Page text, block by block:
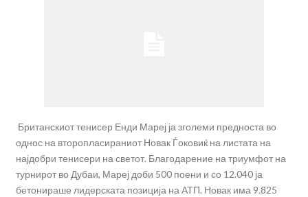
Британскиот тенисер Енди Мареј ја зголеми предноста во
однос на второпласираниот Новак Ѓоковиќ на листата на
најдобри тенисери на светот. Благодарение на триумфот на
турнирот во Дубаи, Мареј доби 500 поени и со 12.040 ја
бетонираше лидерската позиција на АТП. Новак има 9.825